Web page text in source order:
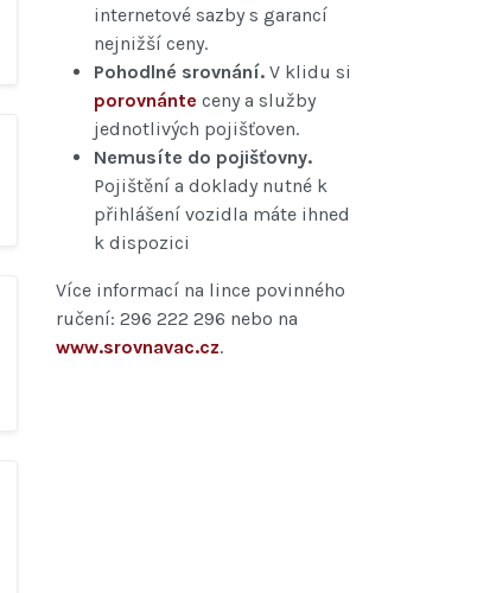
internetové sazby s garancí
nejnižší ceny.
Pohodlné srovnání. V klidu si
porovnánte ceny a služby
jednotlivých pojišťoven.
Nemusíte do pojišťovny.
Pojištění a doklady nutné k
přihlášení vozidla máte ihned
k dispozici
Více informací na lince povinného
ručení: 296 222 296 nebo na
www.srovnavac.cz.